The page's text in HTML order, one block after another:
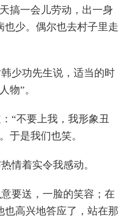
搞一会儿劳动，出一身
少。偶尔也去村子里走
少功先生说，适当的时
物”。
“不要上我，我形象丑
于是我们也笑。
情着实令我感动。
要送，一脸的笑容；在
也高兴地答应了，站在那